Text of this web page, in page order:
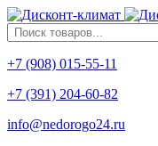
+7 (908) 015-55-11
+7 (391) 204-60-82
info@nedorogo24.ru